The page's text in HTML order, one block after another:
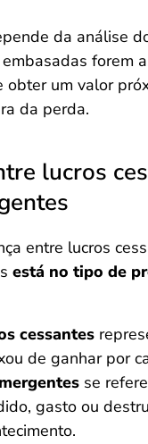
da análise
forem
obter um valor
da perda.
lucros
entre lucros
está no tipo de
cessantes
de ganhar por
se
gasto ou